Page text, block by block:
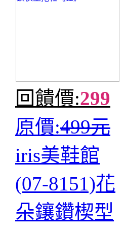
回饋價:299
原價:499元
iris美鞋館
(07-8151)花
朵鑲鑽楔型